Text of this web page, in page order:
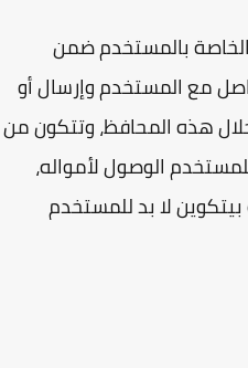
بالمستخدم ضمن
مع المستخدم وإرسال أو
هذه المحافظ، وتتكون من
الوصول لأمواله،
لا بد للمستخدم